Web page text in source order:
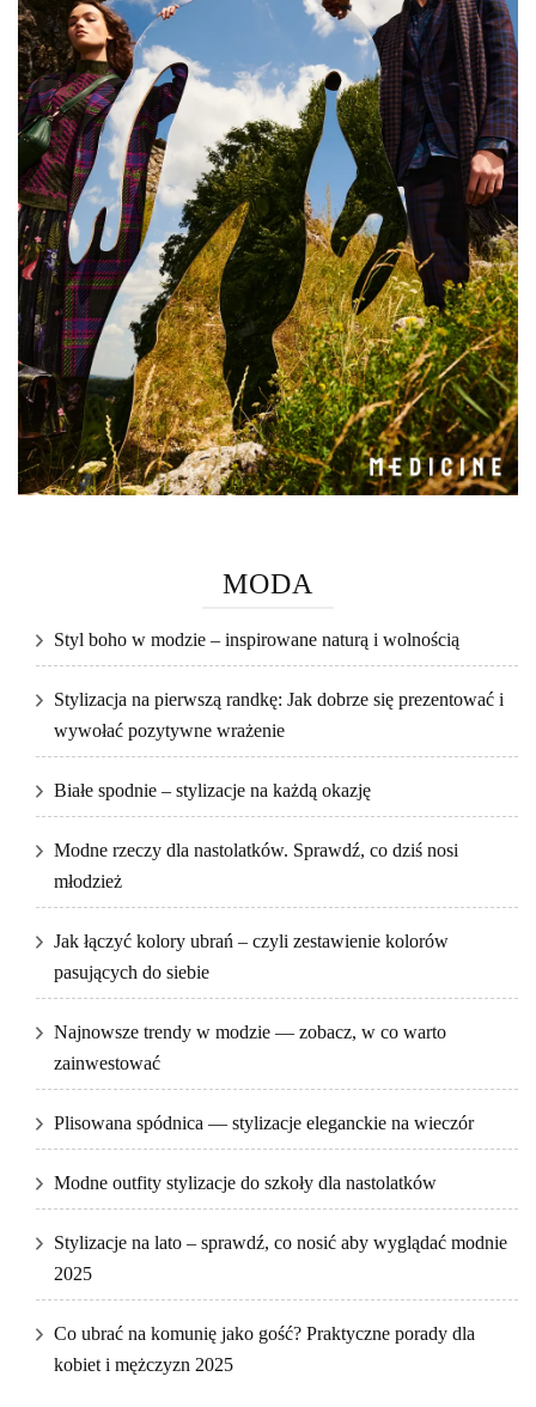
MODA
Styl boho w modzie – inspirowane naturą i wolnością
Stylizacja na pierwszą randkę: Jak dobrze się prezentować i
wywołać pozytywne wrażenie
Białe spodnie – stylizacje na każdą okazję
Modne rzeczy dla nastolatków. Sprawdź, co dziś nosi
młodzież
Jak łączyć kolory ubrań – czyli zestawienie kolorów
pasujących do siebie
Najnowsze trendy w modzie — zobacz, w co warto
zainwestować
Plisowana spódnica — stylizacje eleganckie na wieczór
Modne outfity stylizacje do szkoły dla nastolatków
Stylizacje na lato – sprawdź, co nosić aby wyglądać modnie
2025
Co ubrać na komunię jako gość? Praktyczne porady dla
kobiet i mężczyzn 2025